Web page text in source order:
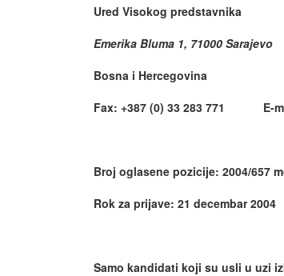
Ured Visokog predstavnika
Emerika Bluma 1, 71000 Sarajevo
Bosna i Hercegovina
Fax: +387 (0) 33 283 771 E-
Broj oglasene pozicije: 2004/657
Rok za prijave: 21 decembar 2004
Samo kandidati koji su usli u uzi